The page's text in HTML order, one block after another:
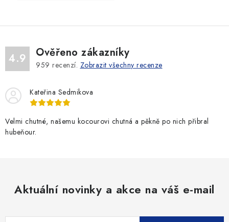
4.9 Ověřeno zákazníky
959 recenzí. Zobrazit všechny recenze
Kateřina Sedmikova
Velmi chutné, našemu kocourovi chutná a pěkně po nich přibral
hubeňour.
Aktuální novinky a akce na váš e-mail